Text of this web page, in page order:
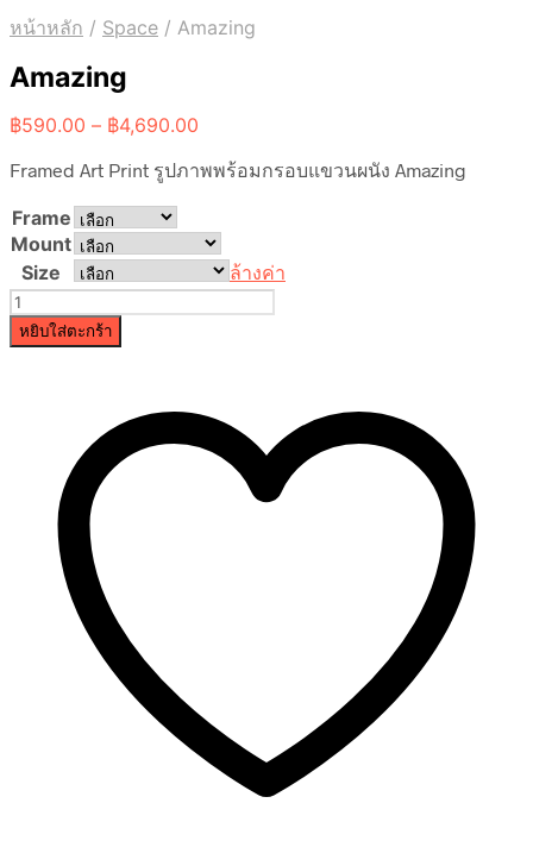
หน้าหลัก / Space / Amazing
Amazing
฿590.00 – ฿4,690.00
฿590.00
Framed Art Print รูปภาพพร้อมกรอบแขวนผนัง Amazing
Frame
Mount
Size
ล้างค่า
จำนวน
Amazing
หยิบใส่ตะกร้า